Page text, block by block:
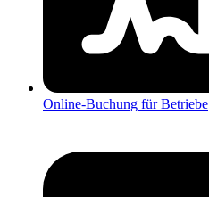
Online-Buchung für Betriebe